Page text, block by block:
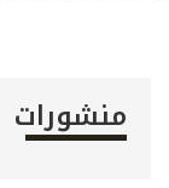
منشورات